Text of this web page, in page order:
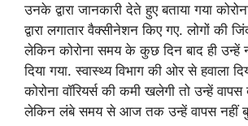
उनके द्वारा जानकारी देते हुए बताया गया
द्वारा लगातार वैक्सीनेशन किए गए. लोगों की
लेकिन कोरोना समय के कुछ दिन बाद ही उन्हें
दिया गया. स्वास्थ्य विभाग की ओर से हवाला
कोरोना वॉरियर्स की कमी खलेगी तो उन्हें वापस
लेकिन लंबे समय से आज तक उन्हें वापस नहीं